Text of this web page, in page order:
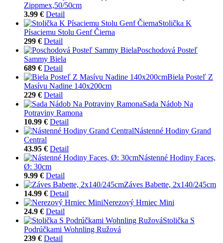
Zippmex,50/50cm
3.99 € Detail
Stolička K
Písaciemu Stolu Genf Čierna
299 € Detail
Poschodová Posteľ
Sammy Biela
689 € Detail
Biela Posteľ Z
Masívu Nadine 140x200cm
229 € Detail
Sada Nádob Na
Potraviny Ramona
10.99 € Detail
Nástenné Hodiny Grand
Central
43.95 € Detail
Nástenné Hodiny Faces,
Ø: 30cm
9.99 € Detail
Záves Babette, 2x140/245cm
14.99 € Detail
Nerezový Hrniec Mini
24.9 € Detail
Stolička S
Podrúčkami Wohnling Ružová
239 € Detail